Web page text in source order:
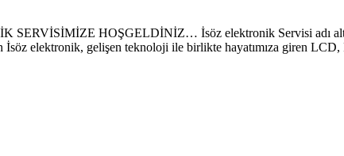
HOŞGELDİNİZ… İsöz elektronik Servisi adı
elektronik, gelişen teknoloji ile birlikte hayatımıza giren